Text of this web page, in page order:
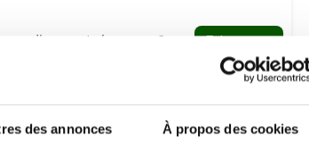
des annonces À propos des cookies
14 octobre 2026 Réserver